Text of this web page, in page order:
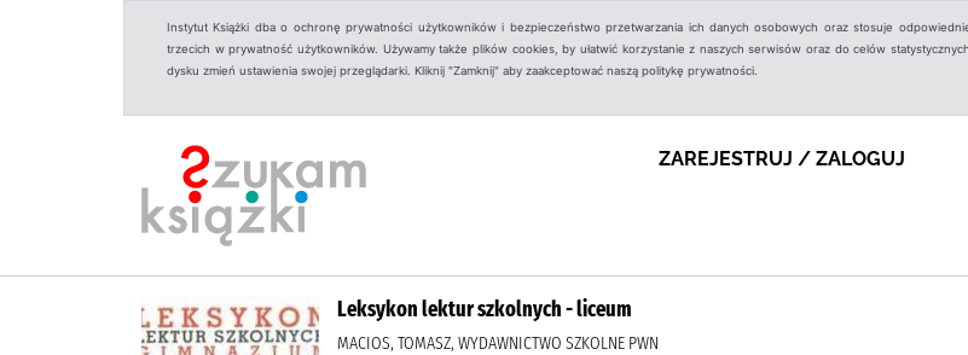
Instytut Książki dba o ochronę prywatności użytkowników i bezpieczeństwo przetwarzania ich danych osobowych oraz stosuje
trzecich w prywatność użytkowników. Używamy także plików cookies, by ułatwić korzystanie z naszych serwisów oraz do celów
dysku zmień ustawienia swojej przeglądarki. Kliknij "Zamknij" aby zaakceptować naszą politykę prywatności.
ZAREJESTRUJ / ZALOGUJ
Leksykon lektur szkolnych - liceum
MACIOS, TOMASZ, WYDAWNICTWO SZKOLNE PWN